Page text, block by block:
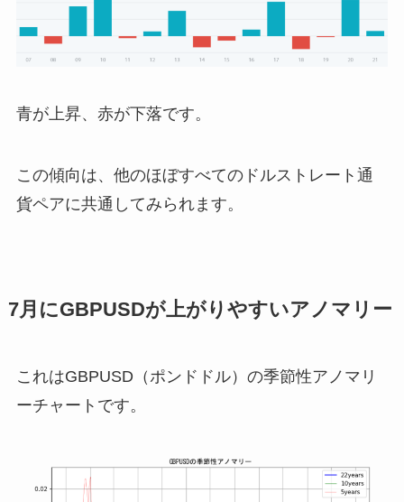
青が上昇、赤が下落です。
この傾向は、他のほぼすべてのドルストレート通
貨ペアに共通してみられます。
7月にGBPUSDが上がりやすいアノマリー
これはGBPUSD（ポンドドル）の季節性アノマリ
ーチャートです。